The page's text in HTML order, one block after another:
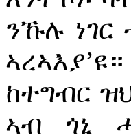
ንኹሉ
ኣረኣእያ’ዩ።
ከተግብር
ኣብ ጎኒ